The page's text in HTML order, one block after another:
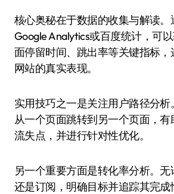
核心奥秘在于数据的收集与解读。
Google Analytics或百度统计，可
面停留时间、跳出率等关键指标，
网站的真实表现。
实用技巧之一是关注用户路径分
从一个页面跳转到另一个页面，
流失点，并进行针对性优化。
另一个重要方面是转化率分析。
还是订阅，明确目标并追踪其完